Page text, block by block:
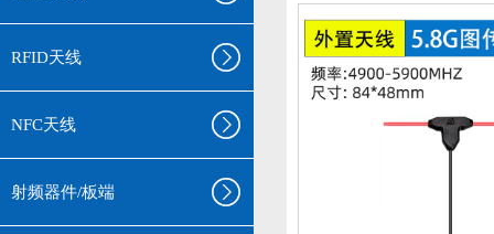
RFID天线
NFC天线
射频器件/板端